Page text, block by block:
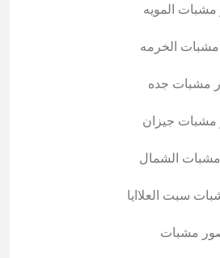
المويه
الخرمه
مشبات جده
جيزان
الشمال
سبت العلاايا
مشبات